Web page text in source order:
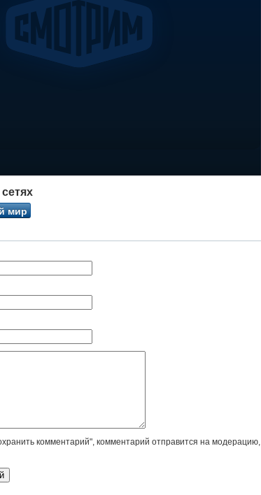
мир
комментарий", комментарий отправится на модерацию,